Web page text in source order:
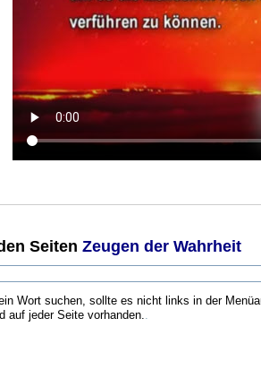
Seiten Zeugen der Wahrheit
Wort suchen, sollte es nicht links in der
auf jeder Seite vorhanden.